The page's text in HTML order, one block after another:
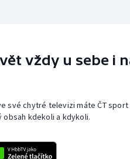
vždy u sebe i
své chytré televizi máte ČT
kdekoli a kdykoli.